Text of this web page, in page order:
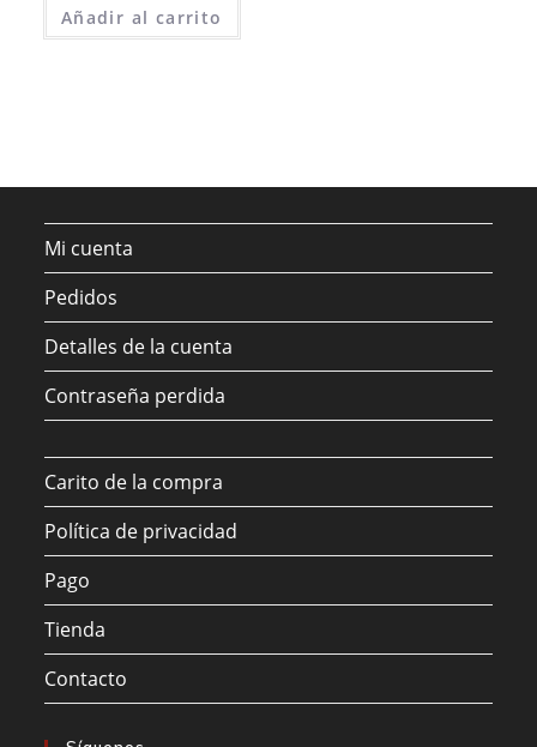
Añadir al carrito
Mi cuenta
Pedidos
Detalles de la cuenta
Contraseña perdida
Carito de la compra
Política de privacidad
Pago
Tienda
Contacto